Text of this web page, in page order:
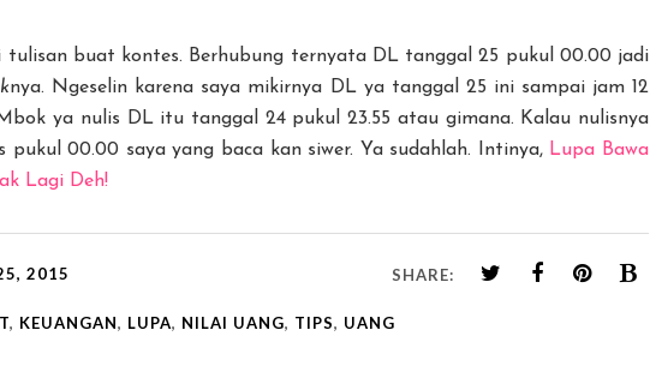
tulisan buat kontes. Berhubung ternyata DL tanggal 25 pukul 00.00 jadi
nya. Ngeselin karena saya mikirnya DL ya tanggal 25 ini sampai jam 12
ya nulis DL itu tanggal 24 pukul 23.55 atau gimana. Kalau nulisnya
pukul 00.00 saya yang baca kan siwer. Ya sudahlah. Intinya, Lupa Bawa
Lagi Deh!
2015 SHARE:
, KEUANGAN, LUPA, NILAI UANG, TIPS, UANG